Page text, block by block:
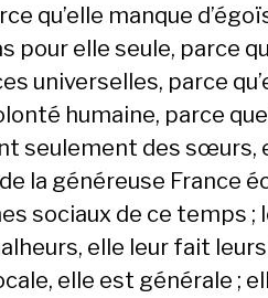
qu’elle manque
pour elle seule, parce
universelles, parce
humaine, parce
seulement des sœurs,
la généreuse France
sociaux de ce temps ;
elle leur fait
elle est générale ;